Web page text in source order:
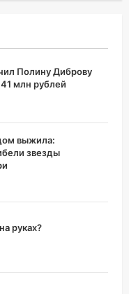
Полину Диброву
млн рублей
выжила:
звезды
руках?